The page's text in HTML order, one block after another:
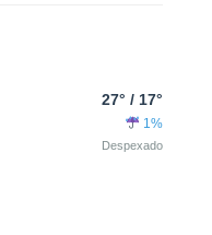
27° / 17°
1%
Despexado